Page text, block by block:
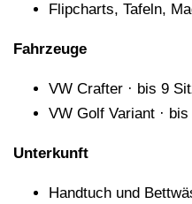
Flipcharts, Tafeln,
Fahrzeuge
VW Crafter · bis 9
VW Golf Variant ·
Unterkunft
Handtuch und